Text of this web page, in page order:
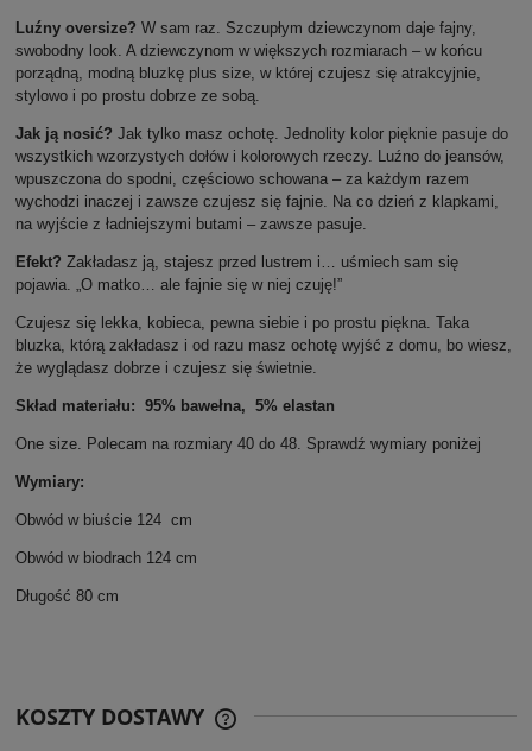
Luźny oversize? W sam raz. Szczupłym dziewczynom daje fajny,
swobodny look. A dziewczynom w większych rozmiarach – w końcu
porządną, modną bluzkę plus size, w której czujesz się atrakcyjnie,
stylowo i po prostu dobrze ze sobą.
Jak ją nosić? Jak tylko masz ochotę. Jednolity kolor pięknie pasuje do
wszystkich wzorzystych dołów i kolorowych rzeczy. Luźno do jeansów,
wpuszczona do spodni, częściowo schowana – za każdym razem
wychodzi inaczej i zawsze czujesz się fajnie. Na co dzień z klapkami,
na wyjście z ładniejszymi butami – zawsze pasuje.
Efekt? Zakładasz ją, stajesz przed lustrem i… uśmiech sam się
pojawia. „O matko… ale fajnie się w niej czuję!”
Czujesz się lekka, kobieca, pewna siebie i po prostu piękna. Taka
bluzka, którą zakładasz i od razu masz ochotę wyjść z domu, bo wiesz,
że wyglądasz dobrze i czujesz się świetnie.
Skład materiału: 95% bawełna, 5% elastan
One size. Polecam na rozmiary 40 do 48. Sprawdź wymiary poniżej
Wymiary:
Obwód w biuście 124 cm
Obwód w biodrach 124 cm
Długość 80 cm
KOSZTY DOSTAWY